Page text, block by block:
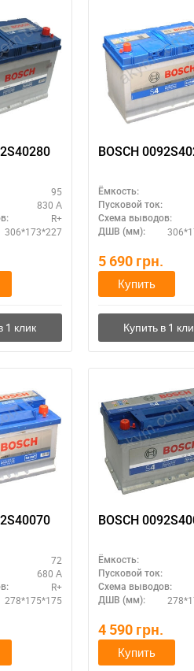
95
830 А
R+
306*173*227
BOSCH
Ёмкость:
Пусковой ток:
Схема выводов:
ДШВ (мм):
5 690 грн.
Купить
72
680 А
R+
278*175*175
BOSCH
Ёмкость:
Пусковой ток:
Схема выводов:
ДШВ (мм):
4 590 грн.
Купить